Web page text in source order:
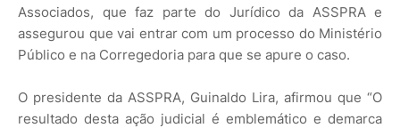
Associados, que faz parte do Jurídico da ASSPRA e
assegurou que vai entrar com um processo do Ministério
Público e na Corregedoria para que se apure o caso.
O presidente da ASSPRA, Guinaldo Lira, afirmou que “O
resultado desta ação judicial é emblemático e demarca